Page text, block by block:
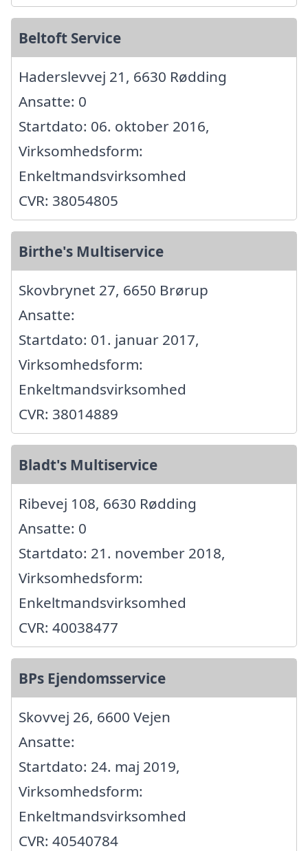
Beltoft Service
Haderslevvej 21, 6630 Rødding
Ansatte: 0
Startdato: 06. oktober 2016,
Virksomhedsform:
Enkeltmandsvirksomhed
CVR: 38054805
Birthe's Multiservice
Skovbrynet 27, 6650 Brørup
Ansatte:
Startdato: 01. januar 2017,
Virksomhedsform:
Enkeltmandsvirksomhed
CVR: 38014889
Bladt's Multiservice
Ribevej 108, 6630 Rødding
Ansatte: 0
Startdato: 21. november 2018,
Virksomhedsform:
Enkeltmandsvirksomhed
CVR: 40038477
BPs Ejendomsservice
Skovvej 26, 6600 Vejen
Ansatte:
Startdato: 24. maj 2019,
Virksomhedsform:
Enkeltmandsvirksomhed
CVR: 40540784